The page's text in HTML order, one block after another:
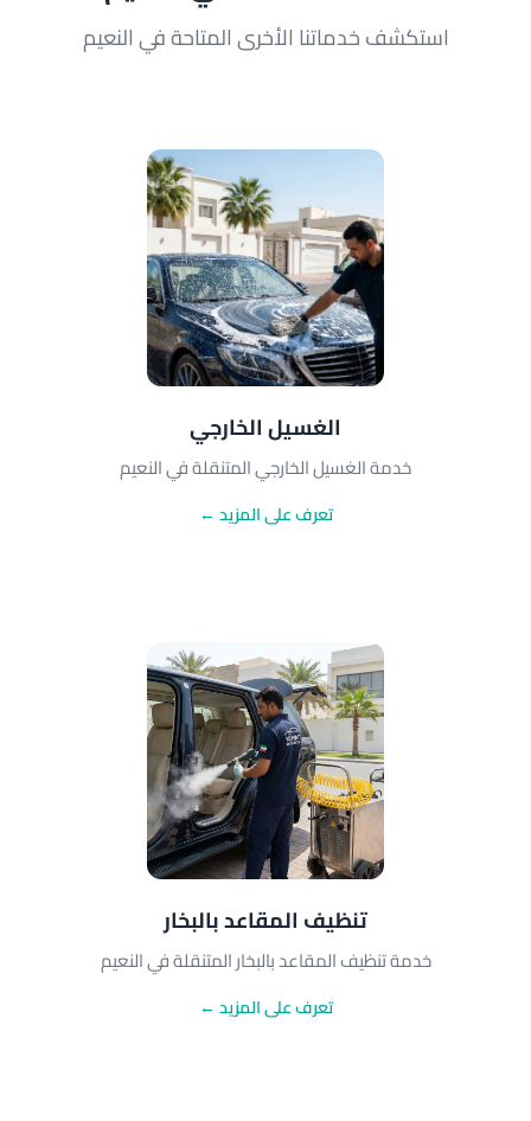
استكشف خدماتنا الأخرى المتاحة في النعيم
الغسيل الخارجي
خدمة الغسيل الخارجي المتنقلة في النعيم
تعرف على المزيد ←
تنظيف المقاعد بالبخار
خدمة تنظيف المقاعد بالبخار المتنقلة في النعيم
تعرف على المزيد ←